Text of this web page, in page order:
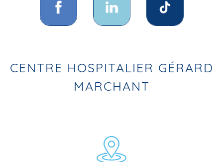
CENTRE HOSPITALIER GÉRARD
MARCHANT